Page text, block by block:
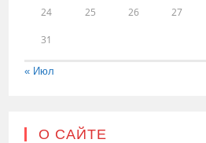
24 25 26 27
31
« Июл
О САЙТЕ